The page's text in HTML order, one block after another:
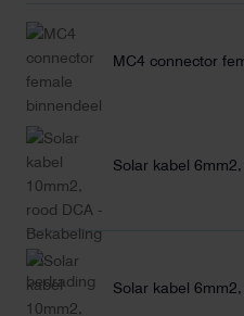
MC4 connector
Solar kabel
Solar kabel